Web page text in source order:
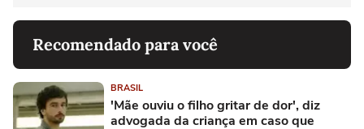
Recomendado para você
BRASIL
'Mãe ouviu o filho gritar de dor', diz
advogada da criança em caso que